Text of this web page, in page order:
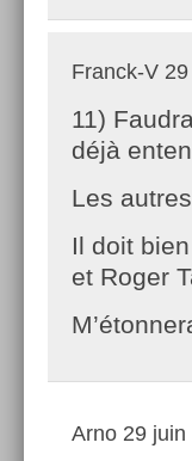
Franck-V
11)
déjà
Les
Il doit
et Roger
Arno 29 juin